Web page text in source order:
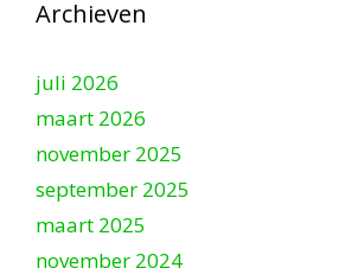
Archieven
juli 2026
maart 2026
november 2025
september 2025
maart 2025
november 2024